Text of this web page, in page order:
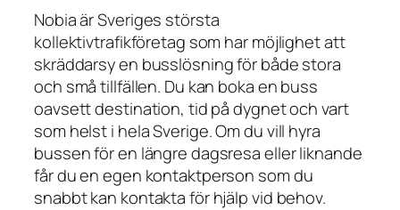
Nobia är Sveriges största
kollektivtrafikföretag som har möjlighet att
skräddarsy en busslösning för både stora
och små tillfällen. Du kan boka en buss
oavsett destination, tid på dygnet och vart
som helst i hela Sverige. Om du vill hyra
bussen för en längre dagsresa eller liknande
får du en egen kontaktperson som du
snabbt kan kontakta för hjälp vid behov.